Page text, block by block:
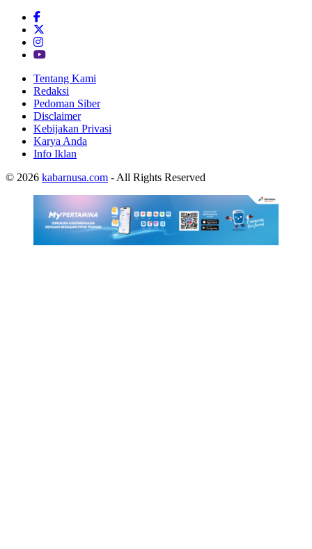
Tentang Kami
Redaksi
Pedoman Siber
Disclaimer
Kebijakan Privasi
Karya Anda
Info Iklan
© 2026 kabarnusa.com - All Rights Reserved